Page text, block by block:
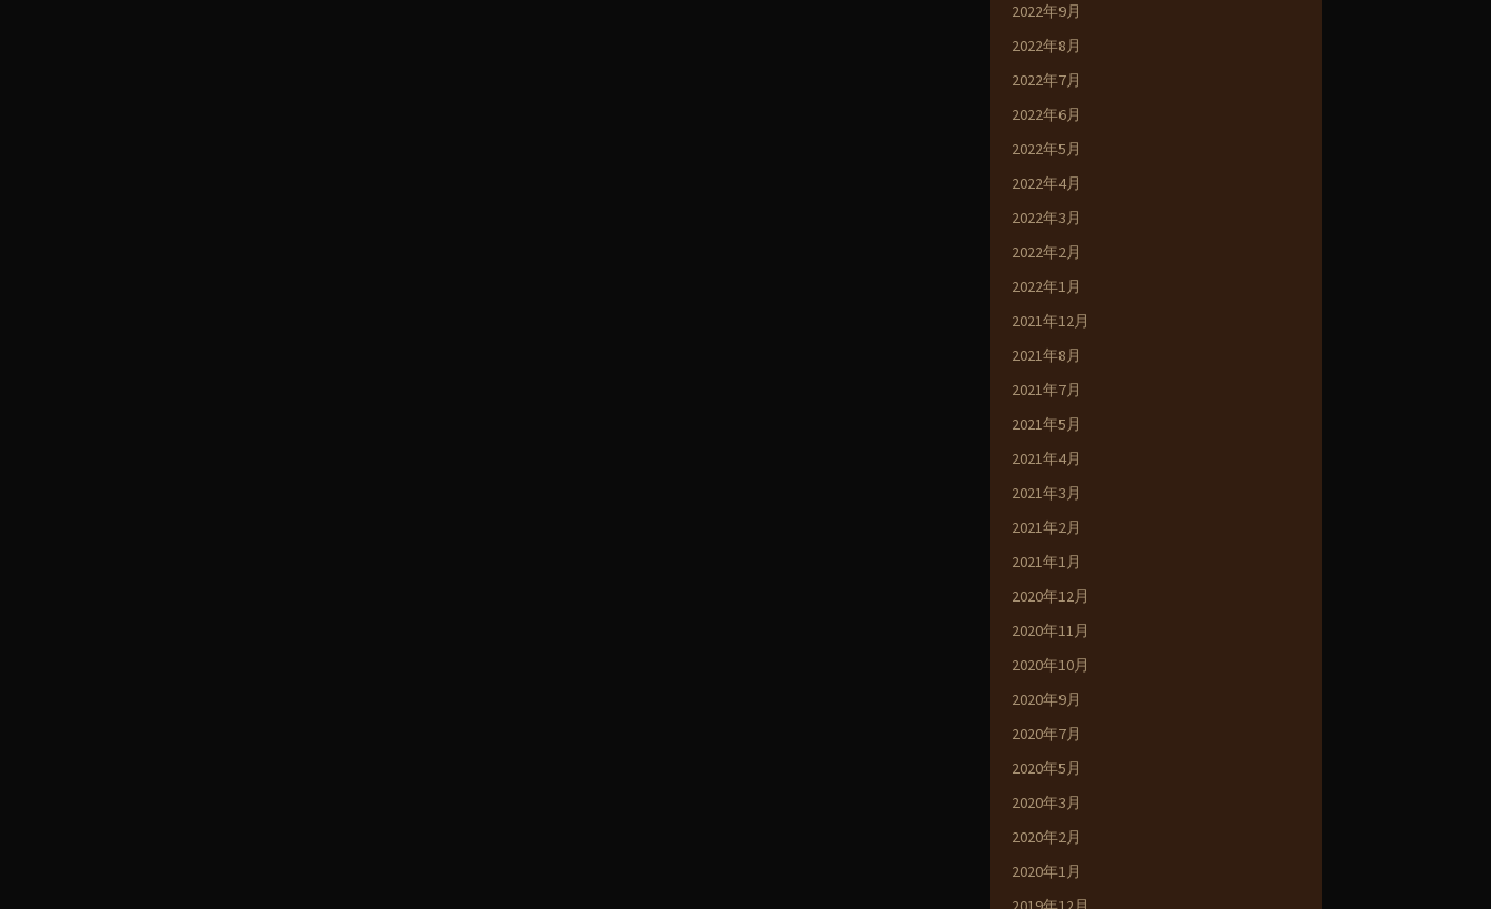
2022年9月
2022年8月
2022年7月
2022年6月
2022年5月
2022年4月
2022年3月
2022年2月
2022年1月
2021年12月
2021年8月
2021年7月
2021年5月
2021年4月
2021年3月
2021年2月
2021年1月
2020年12月
2020年11月
2020年10月
2020年9月
2020年7月
2020年5月
2020年3月
2020年2月
2020年1月